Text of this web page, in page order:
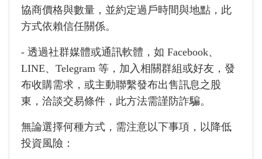
協商價格與數量，並約定過戶時間與地點，此
方式依賴信任關係。
- 透過社群媒體或通訊軟體，如 Facebook、
LINE、Telegram 等，加入相關群組或好友，發
布收購需求，或主動聯繫發布出售訊息之股
東，洽談交易條件，此方法需謹防詐騙。
無論選擇何種方式，需注意以下事項，以降低
投資風險：